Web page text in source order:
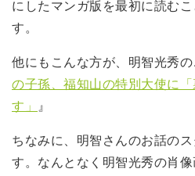
にしたマンガ版を最初に読む
す。
他にもこんな方が、明智光秀
の子孫、福知山の特別大使に
す」
』
ちなみに、明智さんのお話の
す。なんとなく明智光秀の肖